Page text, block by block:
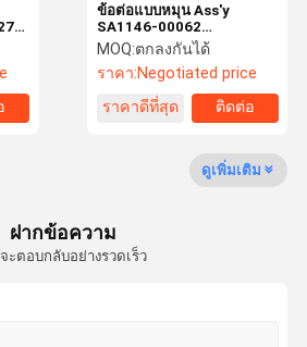
ควบคุม
ภาพ
ติดต่อเรา ข่าว
ล็อก ขอทุน
ข้อต่อแบบหมุน Ass'y
SA1146-00062
VOE14534535 SA1146-
00112 สำหรับรถขุด E210B
E240 E200 E207 E206
E665 E660 E635 E7150
MOQ:ตกลงกันได้
ราคา:Negotiated price
ราคาดีที่สุด
ติดต่อ
ดูเพิ่มเติม
ฝากข้อความ
จะตอบกลับอย่างรวดเร็ว